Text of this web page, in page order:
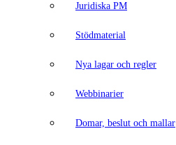
Juridiska PM
Stödmaterial
Nya lagar och regler
Webbinarier
Domar, beslut och mallar